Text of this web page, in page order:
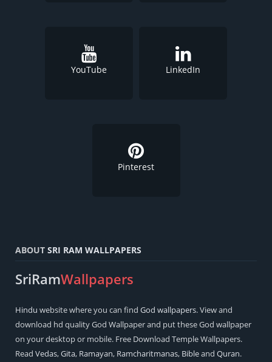
YouTube LinkedIn
Pinterest
ABOUT SRI RAM WALLPAPERS
SriRamWallpapers
Hindu website where you can find God wallpapers. View and
download hd quality God Wallpaper and put these God wallpaper
on your desktop or mobile. Free Download Temple Wallpapers.
Read Vedas,Gita, Ramayan, Ramcharitmanas, Bibleand Quran.